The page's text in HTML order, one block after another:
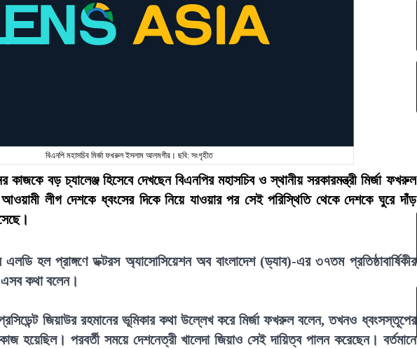
বিএনপি মহাসচিব মির্জা ফখরুল ইসলাম আলমগীর। ছবি: সংগৃহীত
কাজকে বড় চ্যালেঞ্জ হিসেবে দেখছেন বিএনপির মহাসচিব ও স্থানীয় সরকারমন্ত্রী মির্জা ফখরুল
লীগ দেশকে ধ্বংসের দিকে নিয়ে যাওয়ার পর সেই পরিস্থিতি থেকে দেশকে ঘুরে দাঁড়
হল প্রাঙ্গণে ডক্টরস অ্যাসোসিয়েশন অব বাংলাদেশ (ড্যাব)-এর ৩৭তম প্রতিষ্ঠাবার্ষিকীর
এসব কথা বলেন।
জিয়াউর রহমানের ভূমিকার কথা উল্লেখ করে মির্জা ফখরুল বলেন, তখনও ধ্বংসস্তূপের
হয়েছিল। পরবর্তী সময়ে দেশনেত্রী খালেদা জিয়াও সেই দায়িত্ব পালন করেছেন। বর্তমানে